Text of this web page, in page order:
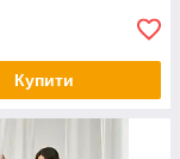
Купити